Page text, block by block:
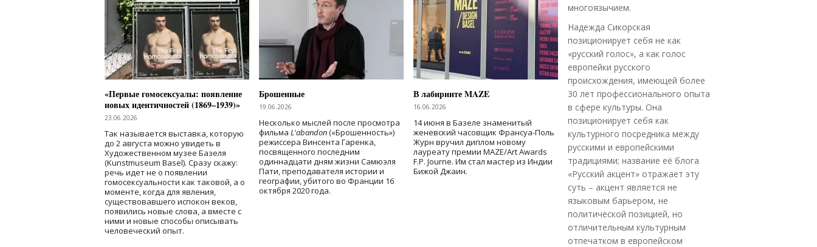
«Первые гомосексуалы: появление
новых идентичностей (1869–1939)»
23.06.2026
Так называется выставка, которую
до 2 августа можно увидеть в
Художественном музее Базеля
(Kunstmuseum Basel). Сразу скажу:
речь идет не о появлении
гомосексуальности как таковой, а о
моменте, когда для явления,
существовавшего испокон веков,
появились новые слова, а вместе с
ними и новые способы описывать
человеческий опыт.
Брошенные
19.06.2026
Несколько мыслей после просмотра
фильма L'abandon(«Брошенность»)
режиссера Винсента Гаренка,
посвященного последним
одиннадцати дням жизни Самюэля
Пати, преподавателя истории и
географии, убитого во Франции 16
октября 2020 года.
В лабиринте MAZE
16.06.2026
14 июня в Базеле знаменитый
женевский часовщик Франсуа-Поль
Журн вручил диплом новому
лауреату премии MAZE/Art Awards
F.P. Journe. Им стал мастер из Индии
Бижой Джаин.
многоязычием.
Надежда Сикорская
позиционирует себя не как
«русский голос», а как голос
европейки русского
происхождения, имеющей более
30 лет профессионального опыта
в сфере культуры. Она
позиционирует себя как
культурного посредника между
русскими и европейскими
традициями; название её блога
«Русский акцент» отражает эту
суть – акцент является не
языковым барьером, не
политической позицией, но
отличительным культурным
отпечатком в европейском